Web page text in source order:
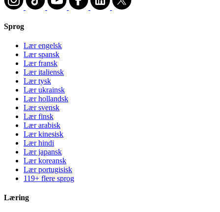
Sprog
Lær engelsk
Lær spansk
Lær fransk
Lær italiensk
Lær tysk
Lær ukrainsk
Lær hollandsk
Lær svensk
Lær finsk
Lær arabisk
Lær kinesisk
Lær hindi
Lær japansk
Lær koreansk
Lær portugisisk
119+ flere sprog
Læring